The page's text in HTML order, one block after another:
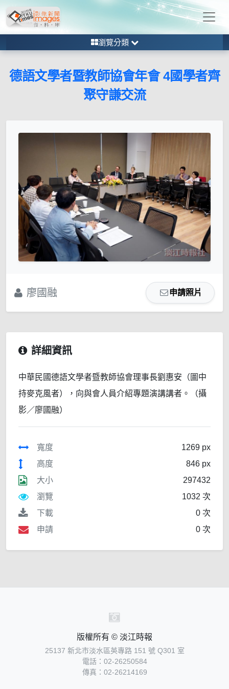
瀏覽分類
德語文學者暨教師協會年會 4國學者齊
聚守謙交流
廖國融 申請照片
詳細資訊
中華民國德語文學者暨教師協會理事長劉惠安（圖中
持麥克風者），向與會人員介紹專題演講講者。（攝
影／廖國融）
寬度
1269 px
高度
846 px
大小
297432
瀏覽
1032 次
下載
0 次
申請
0 次
版權所有 © 淡江時報
25137 新北市淡水區英專路 151 號 Q301 室
電話：02-26250584
傳真：02-26214169